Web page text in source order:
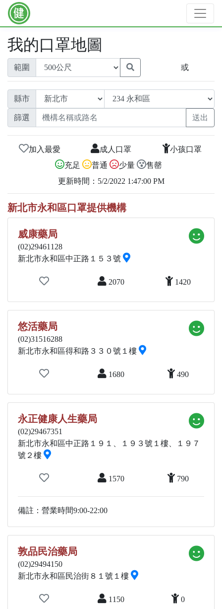
我的口罩地圖
範圍 或
縣市
篩選
加入最愛 成人口罩
小孩口罩
充足
普通 少量
售罄
更新時間：5/2/2022 1:47:00 PM
新北市永和區口罩提供機構
威康藥局
(02)29461128
新北市永和區中正路１５３號
2070 1420
悠活藥局
(02)31516288
新北市永和區得和路３３０號１樓
1680 490
永正健康人生藥局
(02)29467351
新北市永和區中正路１９１、１９３號１樓、１９７
號２樓
1570 790
備註：營業時間9:00-22:00
敦品民治藥局
(02)29494150
新北市永和區民治街８１號１樓
1150 0